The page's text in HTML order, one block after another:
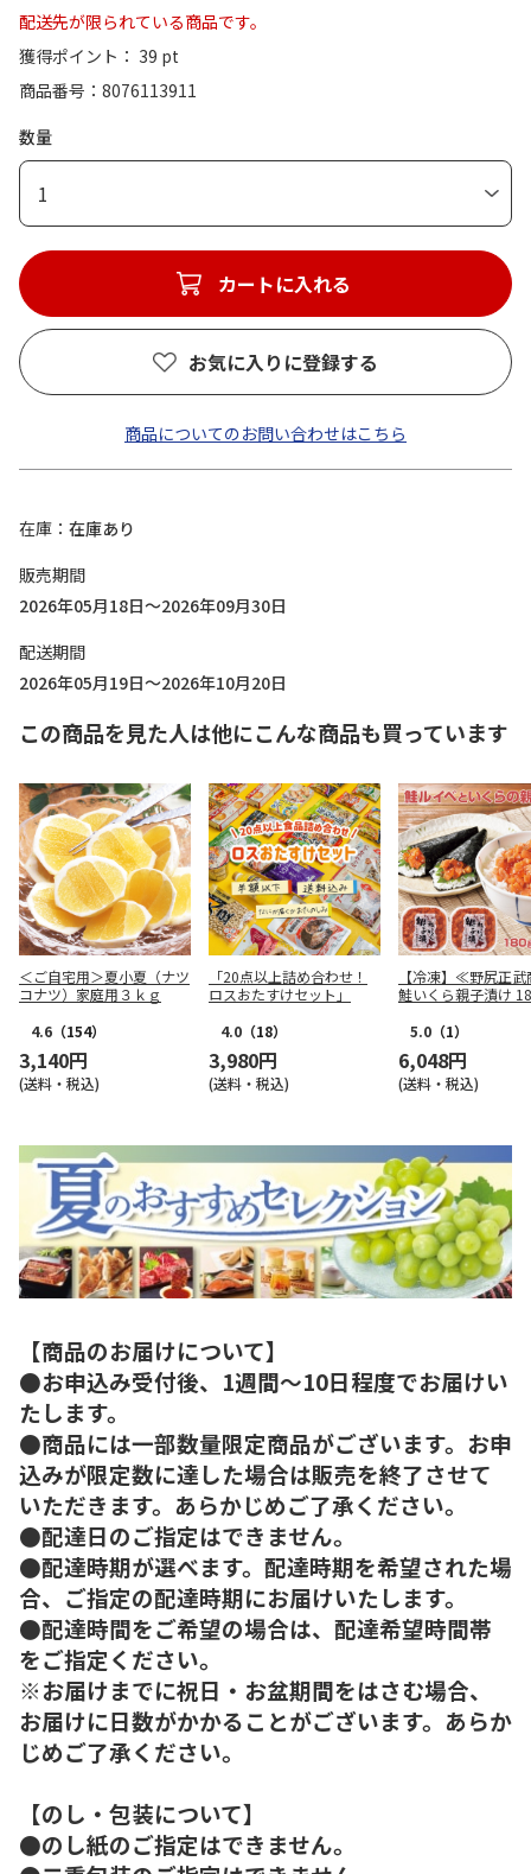
配送先が限られている商品です。
獲得ポイント： 39 pt
商品番号
8076113911
数量
1
カートに入れる
お気に入りに登録する
商品についてのお問い合わせはこちら
在庫
在庫あり
販売期間
2026年05月18日～2026年09月30日
配送期間
2026年05月19日～2026年10月20日
この商品を見た人は他にこんな商品も買っています
＜ご自宅用＞夏小夏（ナツ
コナツ）家庭用３ｋｇ
4.6 （154）
3,140円
(送料・税込)
「20点以上詰め合わせ！
ロスおたすけセット」
4.0 （18）
3,980円
(送料・税込)
【冷凍】≪野尻正
鮭いくら親子漬け
5.0 （1）
6,048円
(送料・税込)
【商品のお届けについて】
●お申込み受付後、1週間～10日程度でお届けい
たします。
●商品には一部数量限定商品がございます。お申
込みが限定数に達した場合は販売を終了させて
いただきます。あらかじめご了承ください。
●配達日のご指定はできません。
●配達時期が選べます。配達時期を希望された場
合、ご指定の配達時期にお届けいたします。
●配達時間をご希望の場合は、配達希望時間帯
をご指定ください。
※お届けまでに祝日・お盆期間をはさむ場合、
お届けに日数がかかることがございます。あらか
じめご了承ください。
【のし・包装について】
●のし紙のご指定はできません。